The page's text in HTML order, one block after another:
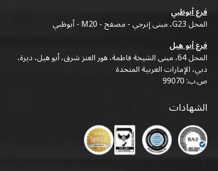
فرع أبوظبي
المحل G23، مبنى إنرجي - مصفح - M20 - أبوظبي
فرع أبو هيل
المحل 64، مبنى الشيخة فاطمة، هور العنز شرق، أبو هيل، ديرة،
دبي، الإمارات العربية المتحدة
ص.ب: 99070
الشهادات